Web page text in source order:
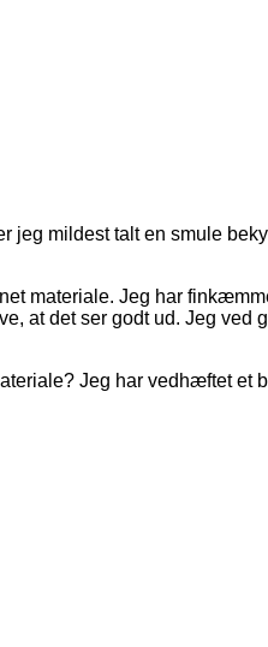
jeg mildest talt en smule
materiale. Jeg har
at det ser godt ud. Jeg
Jeg har vedhæftet